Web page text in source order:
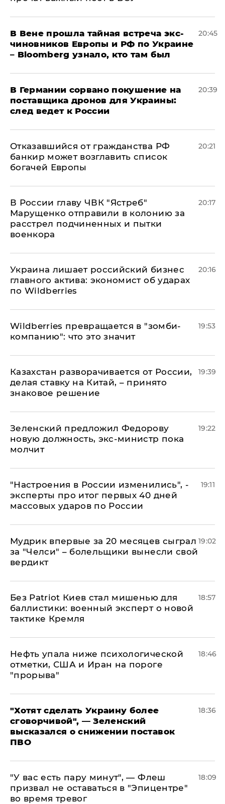
В Вене прошла тайная встреча экс-
чиновников Европы и РФ по Украине
– Bloomberg узнало, кто там был
20:45
​В Германии сорвано покушение на
поставщика дронов для Украины:
след ведет к России
20:39
Отказавшийся от гражданства РФ
банкир может возглавить список
богачей Европы
20:21
В России главу ЧВК "Ястреб"
Марущенко отправили в колонию за
расстрел подчиненных и пытки
военкора
20:17
​Украина лишает российский бизнес
главного актива: экономист об ударах
по Wildberries
20:16
Wildberries превращается в "зомби-
компанию": что это значит
19:53
Казахстан разворачивается от России,
делая ставку на Китай, – принято
знаковое решение
19:39
Зеленский предложил Федорову
новую должность, экс-министр пока
молчит
19:22
"Настроения в России изменились", -
эксперты про итог первых 40 дней
массовых ударов по России
19:11
Мудрик впервые за 20 месяцев сыграл
за "Челси" – болельщики вынесли свой
вердикт
19:02
​Без Patriot Киев стал мишенью для
баллистики: военный эксперт о новой
тактике Кремля
18:57
Нефть упала ниже психологической
отметки, США и Иран на пороге
"прорыва"
18:46
​"Хотят сделать Украину более
сговорчивой", — Зеленский
высказался о снижении поставок
ПВО
18:36
​"У вас есть пару минут", — Флеш
призвал не оставаться в "Эпицентре"
во время тревог
18:09